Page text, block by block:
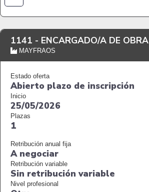
1141 - ENCARGADO/A DE OBRA
MAYFRAOS
Estado oferta
Abierto plazo de inscripción
Inicio
25/05/2026
Plazas
1
Retribución anual fija
A negociar
Retribución variable
Sin retribución variable
Nivel profesional